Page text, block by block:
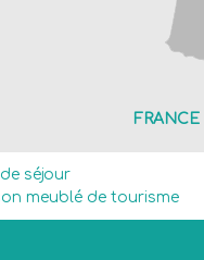
FRANCE
séjour
meublé de tourisme